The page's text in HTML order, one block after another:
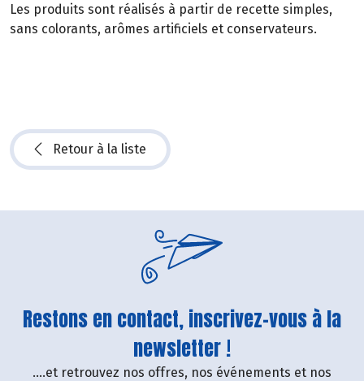
Les produits sont réalisés à partir de recette simples,
sans colorants, arômes artificiels et conservateurs.
Retour à la liste
Restons en contact, inscrivez-vous à la
newsletter !
....et retrouvez nos offres, nos événements et nos